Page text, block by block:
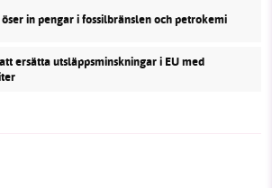
in pengar i fossilbränslen och petrokemi
ersätta utsläppsminskningar i EU med